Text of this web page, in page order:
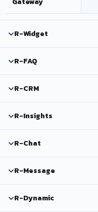
R-Widget
R-FAQ
R-CRM
R-Insights
R-Chat
R-Message
R-Dynamic